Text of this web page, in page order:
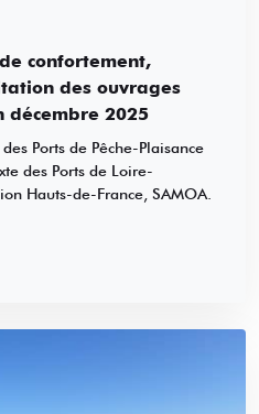
confortement,
des ouvrages
décembre 2025
Ports de Pêche-Plaisance
des Ports de Loire-
Hauts-de-France, SAMOA.